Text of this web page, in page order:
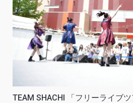
TEAM SHACHI 「フリーライブ